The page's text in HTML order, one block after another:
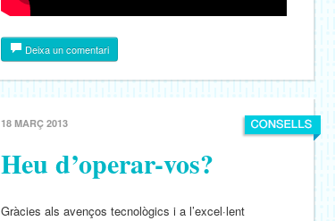
Deixa un comentari
18 MARÇ 2013
Heu d’operar-vos?
Gràcies als avenços tecnològics i a l’excel·lent